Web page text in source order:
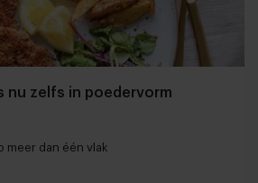
nu zelfs in poedervorm
Duurzaam product op meer dan één vlak